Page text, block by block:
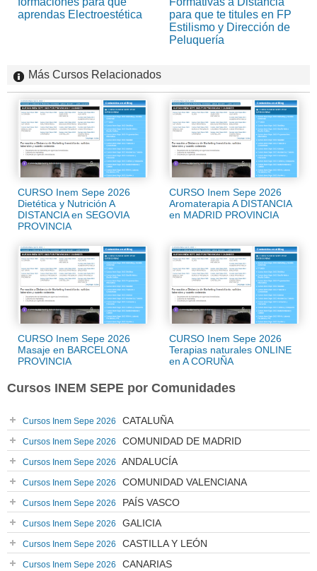
aprendas Electroestética
para que te titules en FP
Estilismo y Dirección de
Peluquería
Más Cursos Relacionados
CURSO Inem Sepe 2026
Dietética y Nutrición A
DISTANCIA en SEGOVIA
PROVINCIA
CURSO Inem Sepe 2026
Aromaterapia A DISTANCIA
en MADRID PROVINCIA
CURSO Inem Sepe 2026
Masaje en BARCELONA
PROVINCIA
CURSO Inem Sepe 2026
Terapias naturales ONLINE
en A CORUÑA
Cursos INEM SEPE por Comunidades
Cursos Inem Sepe 2026 CATALUÑA
Cursos Inem Sepe 2026 COMUNIDAD DE MADRID
Cursos Inem Sepe 2026 ANDALUCÍA
Cursos Inem Sepe 2026 COMUNIDAD VALENCIANA
Cursos Inem Sepe 2026 PAÍS VASCO
Cursos Inem Sepe 2026 GALICIA
Cursos Inem Sepe 2026 CASTILLA Y LEÓN
Cursos Inem Sepe 2026 CANARIAS